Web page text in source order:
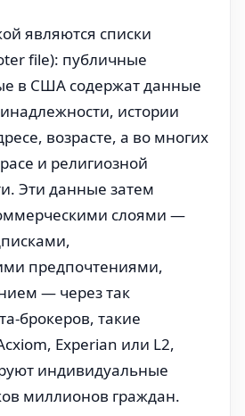
являются списки
file): публичные
в США содержат данные
истории
возрасте, а во многих
и религиозной
Эти данные затем
слоями —
предпочтениями,
— через так
брокеров, такие
Experian или L2,
индивидуальные
миллионов граждан.